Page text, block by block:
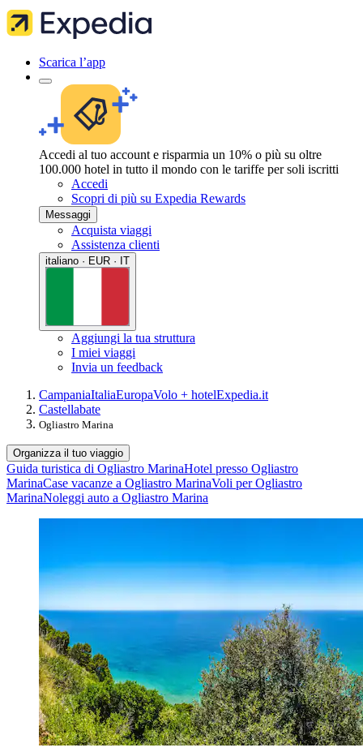
Scarica l’app
Accedi al tuo account e risparmia un 10% o più su oltre
100.000 hotel in tutto il mondo con le tariffe per soli iscritti
Accedi
Scopri di più su Expedia Rewards
Messaggi
Acquista viaggi
Assistenza clienti
italiano · EUR · IT
Aggiungi la tua struttura
I miei viaggi
Invia un feedback
CampaniaItaliaEuropaVolo + hotelExpedia.it
Castellabate
Ogliastro Marina
Organizza il tuo viaggio
Guida turistica di Ogliastro MarinaHotel presso Ogliastro
MarinaCase vacanze a Ogliastro MarinaVoli per Ogliastro
MarinaNoleggi auto a Ogliastro Marina